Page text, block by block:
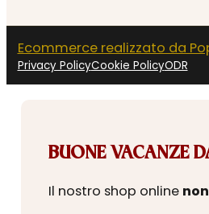
Ecommerce realizzato da
Privacy PolicyCookie PolicyODR
BUONE VACANZE
Il nostro shop online